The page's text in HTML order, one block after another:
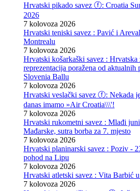
Hrvatski pikado savez ⓕ: Croatia
2026
7 kolovoza 2026
Hrvatski teniski savez : Pavić i
Montrealu
7 kolovoza 2026
Hrvatski košarkaški savez : Hrvatska
reprezentacija poražena od aktualnih
Slovenia Ballu
7 kolovoza 2026
Hrvatski veslački savez ⓕ: Nekada
danas imamo »Air Croatia\\\'!
7 kolovoza 2026
Hrvatski rukometni savez : Mlađi
Mađarske, sutra borba za 7. mjesto
7 kolovoza 2026
Hrvatski planinarski savez : Poziv -
pohod na Lipu
7 kolovoza 2026
Hrvatski atletski savez : Vita Barbić
7 kolovoza 2026